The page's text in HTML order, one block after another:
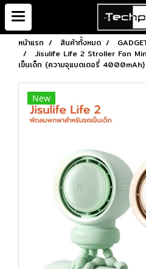
หน้าแรก สินค้าทั้งหมด
Jisulife Life 2 Stroller Fan
เข็นเด็ก (ความจุแบตเตอรี่ 4000mAh)
New